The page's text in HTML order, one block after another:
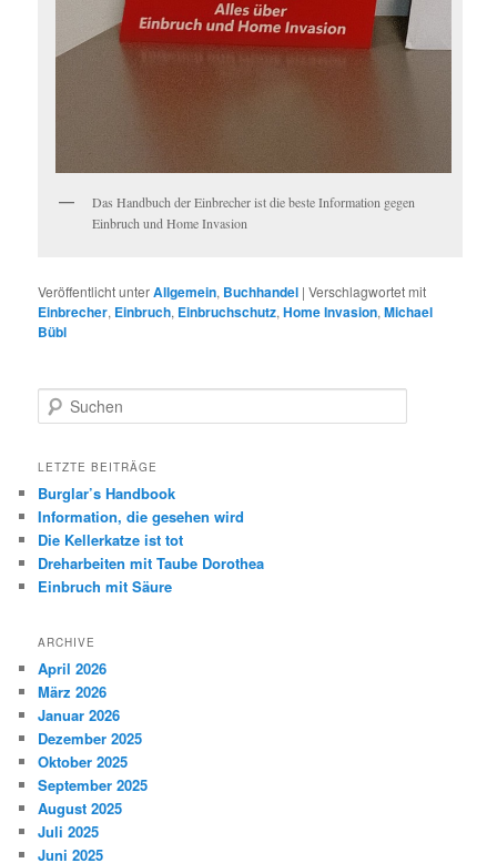
Das Handbuch der Einbrecher ist die beste Information gegen
Einbruch und Home Invasion
Veröffentlicht unterAllgemein, Buchhandel |Verschlagwortet mit
Einbrecher, Einbruch, Einbruchschutz,Home Invasion,Michael
Bübl
Suchen
LETZTE BEITRÄGE
Burglar’s Handbook
Information, die gesehen wird
Die Kellerkatze ist tot
Dreharbeiten mit Taube Dorothea
Einbruch mit Säure
ARCHIVE
April 2026
März 2026
Januar 2026
Dezember 2025
Oktober 2025
September 2025
August 2025
Juli 2025
Juni 2025